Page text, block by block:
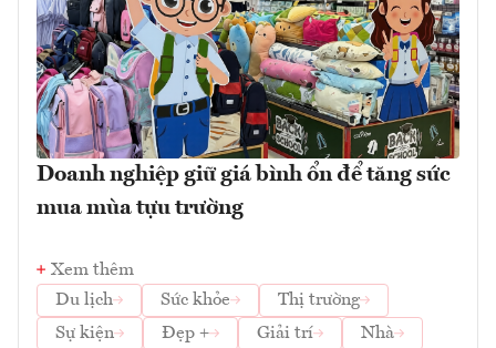
Doanh nghiệp giữ giá bình ổn để tăng sức
mua mùa tựu trường
Xem thêm
Du lịch
Sức khỏe
Thị trường
Sự kiện
Đẹp + Giải trí
Nhà